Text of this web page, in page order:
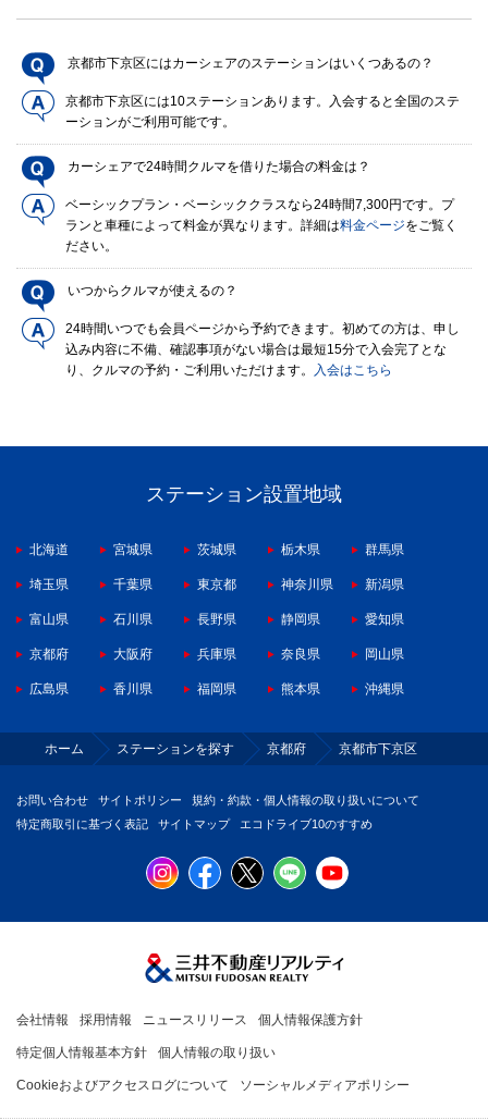
京都市下京区にはカーシェアのステーションはいくつあるの？
京都市下京区には10ステーションあります。入会すると全国のステ
ーションがご利用可能です。
カーシェアで24時間クルマを借りた場合の料金は？
ベーシックプラン・ベーシッククラスなら24時間7,300円です。プ
ランと車種によって料金が異なります。詳細は料金ページをご覧く
ださい。
いつからクルマが使えるの？
24時間いつでも会員ページから予約できます。初めての方は、申し
込み内容に不備、確認事項がない場合は最短15分で入会完了とな
り、クルマの予約・ご利用いただけます。
入会はこちら
ステーション設置地域
北海道 宮城県 茨城県 栃木県 群馬県
埼玉県 千葉県 東京都 神奈川県 新潟県
富山県 石川県 長野県 静岡県 愛知県
京都府 大阪府 兵庫県 奈良県 岡山県
広島県 香川県 福岡県 熊本県 沖縄県
ホーム ステーションを探す 京都府 京都市下京区
お問い合わせ サイトポリシー
規約・約款・個人情報の取り扱いについて
特定商取引に基づく表記
サイトマップ エコドライブ10のすすめ
会社情報 採用情報 ニュースリリース 個人情報保護方針
特定個人情報基本方針 個人情報の取り扱い
Cookieおよびアクセスログについて ソーシャルメディアポリシー